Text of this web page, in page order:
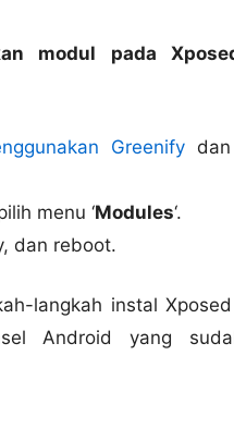
modul pada
Greenify
menu ‘Modules‘.
dan reboot.
langkah instal
Android yang